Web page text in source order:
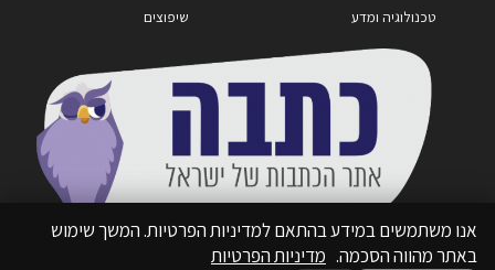
טכנולוגיה ומדע
שיפוצים
אנו משתמשים במידע בהתאם למדיניות הפרטיות. המשך שימוש
באתר מהווה הסכמה. מדיניות הפרטיות